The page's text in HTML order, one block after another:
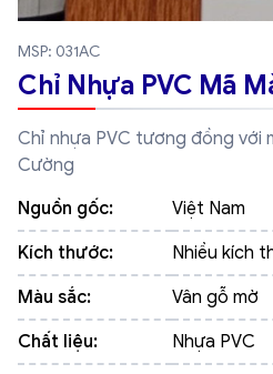
MSP: 031AC
Chỉ Nhựa PVC Mã
Chỉ nhựa PVC tương đồng với
Cường
Nguồn gốc:
Việt Nam
Kích thước:
Nhiều kích
Màu sắc:
Vân gỗ mờ
Chất liệu:
Nhựa PVC